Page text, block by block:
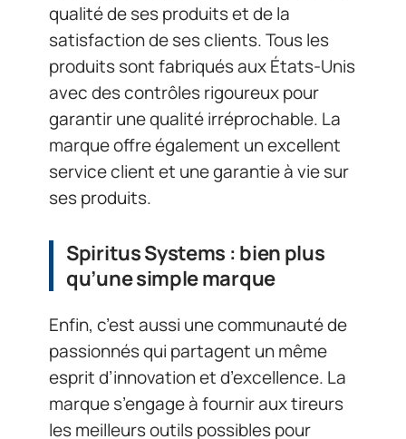
qualité de ses produits et de la
satisfaction de ses clients. Tous les
produits sont fabriqués aux États-Unis
avec des contrôles rigoureux pour
garantir une qualité irréprochable. La
marque offre également un excellent
service client et une garantie à vie sur
ses produits.
Spiritus Systems : bien plus
qu’une simple marque
Enfin, c’est aussi une communauté de
passionnés qui partagent un même
esprit d’innovation et d’excellence. La
marque s’engage à fournir aux tireurs
les meilleurs outils possibles pour